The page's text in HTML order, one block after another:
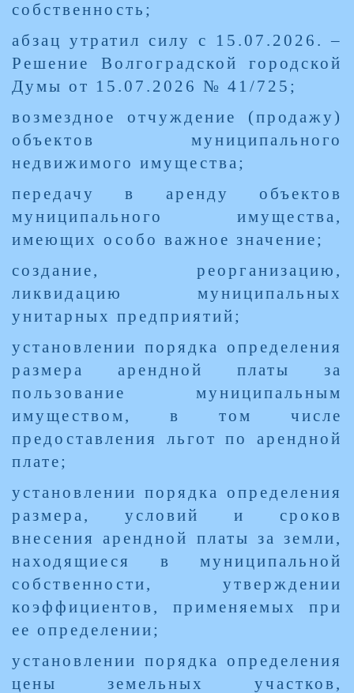
собственность;
абзац утратил силу с 15.07.2026. –
Решение Волгоградской городской
Думы от 15.07.2026 № 41/725;
возмездное отчуждение (продажу)
объектов муниципального
недвижимого имущества;
передачу в аренду объектов
муниципального имущества,
имеющих особо важное значение;
создание, реорганизацию,
ликвидацию муниципальных
унитарных предприятий;
установлении порядка определения
размера арендной платы за
пользование муниципальным
имуществом, в том числе
предоставления льгот по арендной
плате;
установлении порядка определения
размера, условий и сроков
внесения арендной платы за земли,
находящиеся в муниципальной
собственности, утверждении
коэффициентов, применяемых при
ее определении;
установлении порядка определения
цены земельных участков,